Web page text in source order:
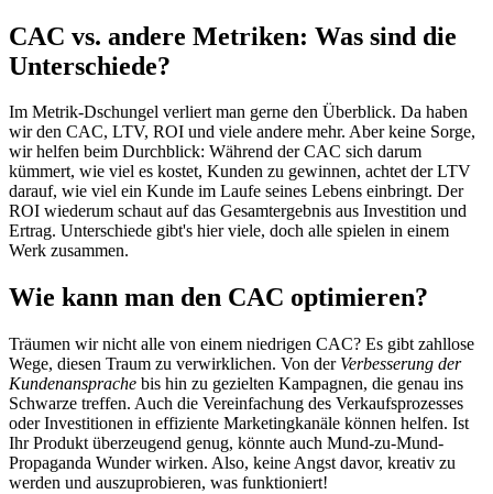
CAC vs. andere Metriken: Was sind die
Unterschiede?
Im Metrik-Dschungel verliert man gerne den Überblick. Da haben
wir den CAC, LTV, ROI und viele andere mehr. Aber keine Sorge,
wir helfen beim Durchblick: Während der CAC sich darum
kümmert, wie viel es kostet, Kunden zu gewinnen, achtet der LTV
darauf, wie viel ein Kunde im Laufe seines Lebens einbringt. Der
ROI wiederum schaut auf das Gesamtergebnis aus Investition und
Ertrag. Unterschiede gibt's hier viele, doch alle spielen in einem
Werk zusammen.
Wie kann man den CAC optimieren?
Träumen wir nicht alle von einem niedrigen CAC? Es gibt zahllose
Wege, diesen Traum zu verwirklichen. Von der Verbesserung der
Kundenansprache bis hin zu gezielten Kampagnen, die genau ins
Schwarze treffen. Auch die Vereinfachung des Verkaufsprozesses
oder Investitionen in effiziente Marketingkanäle können helfen. Ist
Ihr Produkt überzeugend genug, könnte auch Mund-zu-Mund-
Propaganda Wunder wirken. Also, keine Angst davor, kreativ zu
werden und auszuprobieren, was funktioniert!